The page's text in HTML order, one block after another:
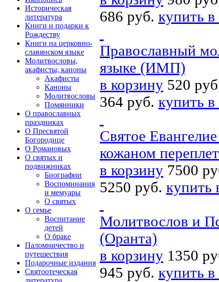
Историческая
литература
Книги и подарки к
Рождеству
Книги на церковно-
славянском языке
Молитвословы,
акафисты, каноны
Акафисты
Каноны
Молитвословы
Помянники
О православных
праздниках
О Пресвятой
Богородице
О Романовых
О святых и
подвижниках
Биографии
Воспоминания
и мемуары
О святых
О семье
Воспитание
детей
О браке
Паломничество и
путешествия
Подарочные издания
Святоотеческая
литература
686 руб. купить
Православный
языке (ИМП)
в корзину 520
364 руб. купить
Святое
кожаном
в корзину 7500
5250 руб. купить
Молитвослов и
(Оранта)
в корзину 1350
945 руб. купить